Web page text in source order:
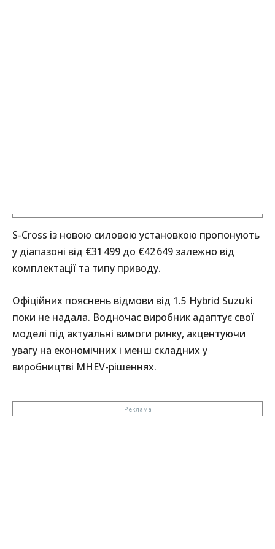
S-Cross із новою силовою установкою пропонують
у діапазоні від €31 499 до €42 649 залежно від
комплектації та типу приводу.
Офіційних пояснень відмови від 1.5 Hybrid Suzuki
поки не надала. Водночас виробник адаптує свої
моделі під актуальні вимоги ринку, акцентуючи
увагу на економічних і менш складних у
виробництві MHEV-рішеннях.